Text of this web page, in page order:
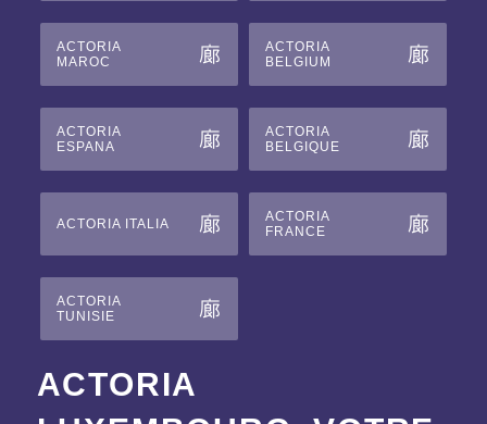
ACTORIA
MAROC
ACTORIA
BELGIUM
ACTORIA
ESPANA
ACTORIA
BELGIQUE
ACTORIA ITALIA
ACTORIA
FRANCE
ACTORIA
TUNISIE
ACTORIA